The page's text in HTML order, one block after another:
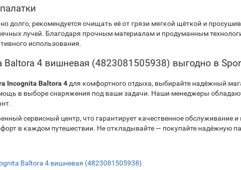
долго, рекомендуется очищать её от грязи мягкой щёткой и
лучей. Благодаря прочным материалам и продуманным
использования.
Baltora 4 вишневая (4823081505938) выгодно в
Incognita Baltora 4для комфортного отдыха, выбирайте надёжный
в выборе снаряжения под ваши задачи. Наши менеджеры
сервисный центр, что гарантирует качественное обслуживание
в каждом путешествии. Не откладывайте — покупайте надёжную
Baltora 4 вишневая (4823081505938)